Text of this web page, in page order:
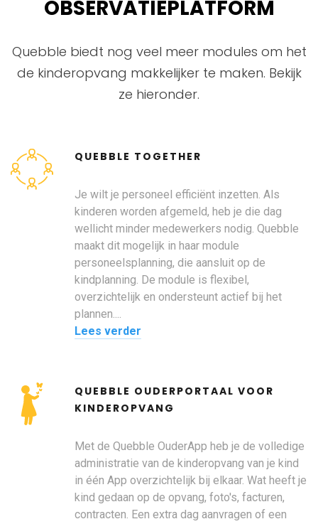
Quebble
OBSERVATIEPLATFORM
Quebble biedt nog veel meer modules om het
de kinderopvang makkelijker te maken. Bekijk
ze hieronder.
QUEBBLE TOGETHER
Je wilt je personeel efficiënt inzetten. Als
kinderen worden afgemeld, heb je die dag
wellicht minder medewerkers nodig. Quebble
maakt dit mogelijk in haar module
personeelsplanning, die aansluit op de
kindplanning. De module is flexibel,
overzichtelijk en ondersteunt actief bij het
plannen....
Lees verder
QUEBBLE OUDERPORTAAL VOOR
KINDEROPVANG
Met de Quebble OuderApp heb je de volledige
administratie van de kinderopvang van je kind
in één App overzichtelijk bij elkaar. Wat heeft je
kind gedaan op de opvang, foto's, facturen,
contracten. Een extra dag aanvragen of een